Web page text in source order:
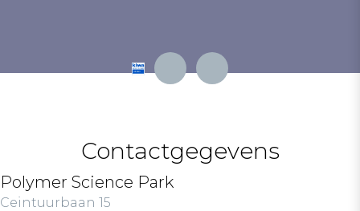
Contactgegevens
Polymer Science Park
Ceintuurbaan 15